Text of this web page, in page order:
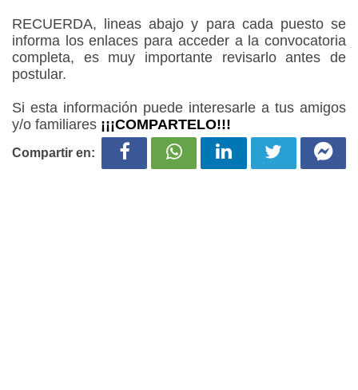
RECUERDA, lineas abajo y para cada puesto se
informa los enlaces para acceder a la convocatoria
completa, es muy importante revisarlo antes de
postular.
Si esta información puede interesarle a tus amigos
y/o familiares ¡¡¡COMPARTELO!!!
Compartir en: